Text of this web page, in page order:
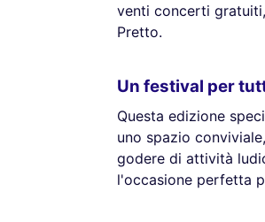
venti concerti
Pretto.
Un festival per
Questa edizione
uno spazio
godere di attività
l'occasione perfetta